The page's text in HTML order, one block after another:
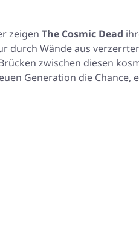
zeigen The Cosmic Dead
durch Wände aus
zwischen diesen
Generation die Chance,